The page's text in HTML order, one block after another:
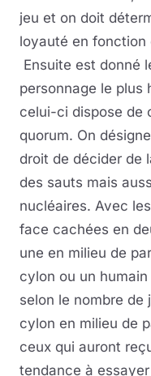
jeu et on doit
loyauté en fonction
Ensuite est donné
personnage le plus
celui-ci dispose de
quorum. On
droit de décider de
des sauts mais
nucléaires. Avec
face cachées en
une en milieu de
cylon ou un
selon le nombre de
cylon en milieu de
ceux qui auront
tendance à